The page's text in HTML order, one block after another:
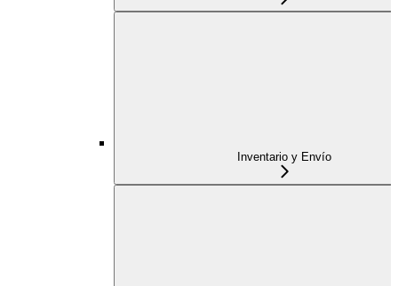
Inventario y Envío